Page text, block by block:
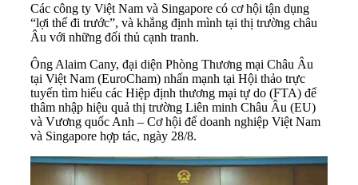
Các công ty Việt Nam và Singapore có cơ hội tận dụng
“lợi thế đi trước”, và khẳng định mình tại thị trường châu
Âu với những đối thủ cạnh tranh.
Ông Alaim Cany, đại diện Phòng Thương mại Châu Âu
tại Việt Nam (EuroCham) nhấn mạnh tại Hội thảo trực
tuyến tìm hiểu các Hiệp định thương mại tự do (FTA) để
thâm nhập hiệu quả thị trường Liên minh Châu Âu (EU)
và Vương quốc Anh – Cơ hội để doanh nghiệp Việt Nam
và Singapore hợp tác, ngày 28/8.